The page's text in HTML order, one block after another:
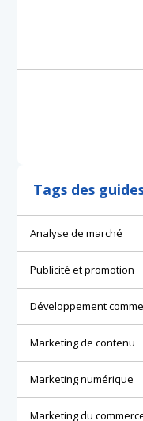
Tags des
Analyse de marché
Publicité et promotion
Développement
Marketing de contenu
Marketing numérique
Marketing du